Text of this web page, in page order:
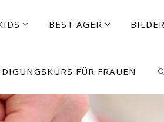
BEST AGER
FÜR FRAUEN